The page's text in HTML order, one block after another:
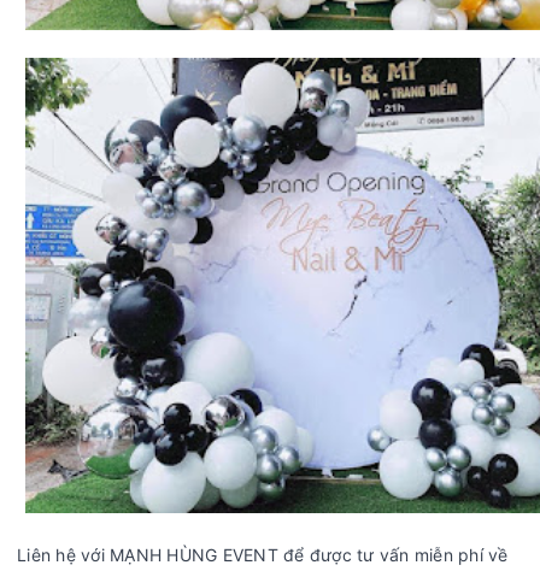
Liên hệ với MẠNH HÙNG EVENT để được tư vấn miễn phí về